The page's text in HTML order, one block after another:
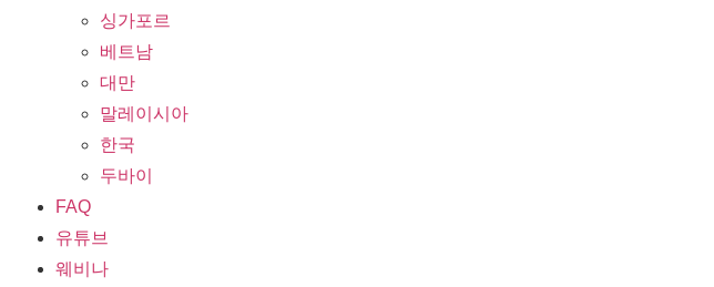
싱가포르
베트남
대만
말레이시아
한국
두바이
FAQ
유튜브
웨비나